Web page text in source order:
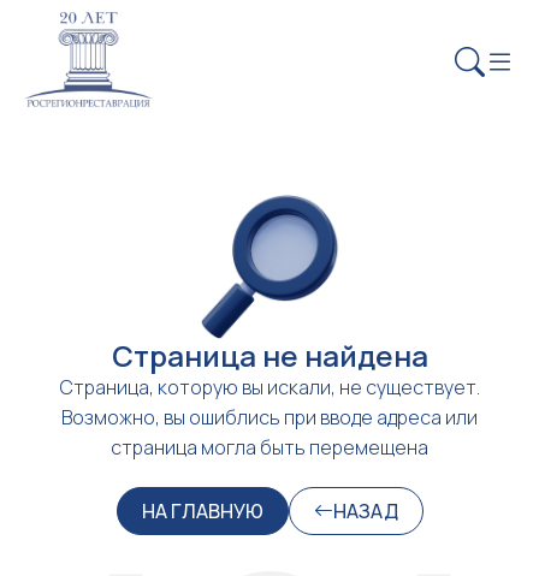
Страница не найдена
Страница, которую вы искали, не существует.
Возможно, вы ошиблись при вводе адреса или
страница могла быть перемещена
НА ГЛАВНУЮ НАЗАД